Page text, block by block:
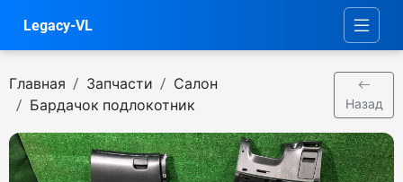
Legacy-VL
Главная Запчасти
Салон
Бардачок подлокотник
Назад